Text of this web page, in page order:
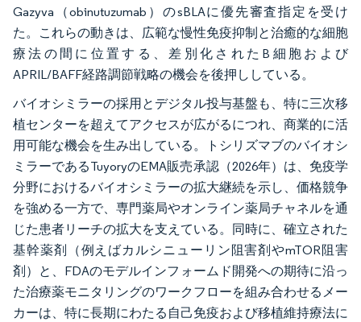
Gazyva（obinutuzumab）のsBLAに優先審査指定を受け
た。これらの動きは、広範な慢性免疫抑制と治癒的な細胞
療法の間に位置する、差別化されたB細胞および
APRIL/BAFF経路調節戦略の機会を後押ししている。
バイオシミラーの採用とデジタル投与基盤も、特に三次移
植センターを超えてアクセスが広がるにつれ、商業的に活
用可能な機会を生み出している。トシリズマブのバイオシ
ミラーであるTuyoryのEMA販売承認（2026年）は、免疫学
分野におけるバイオシミラーの拡大継続を示し、価格競争
を強める一方で、専門薬局やオンライン薬局チャネルを通
じた患者リーチの拡大を支えている。同時に、確立された
基幹薬剤（例えばカルシニューリン阻害剤やmTOR阻害
剤）と、FDAのモデルインフォームド開発への期待に沿っ
た治療薬モニタリングのワークフローを組み合わせるメー
カーは、特に長期にわたる自己免疫および移植維持療法に